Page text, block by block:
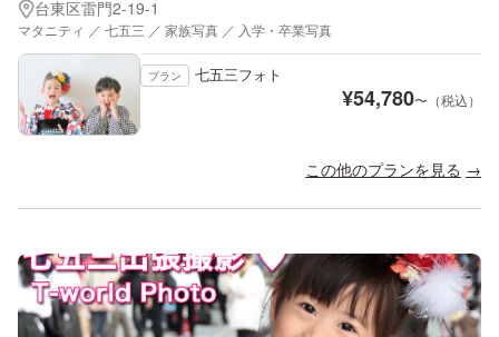
台東区雷門2-19-1
マタニティ ／ 七五三 ／ 家族写真 ／ 入学・卒業写真
プラン 七五三フォト
¥54,780〜（税込）
この他のプランを見る